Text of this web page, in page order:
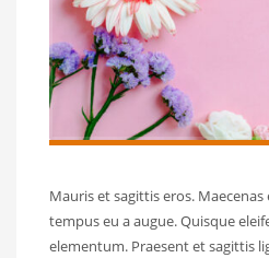
Mauris et sagittis eros.
tempus eu a augue. Quisque
elementum. Praesent et sagittis